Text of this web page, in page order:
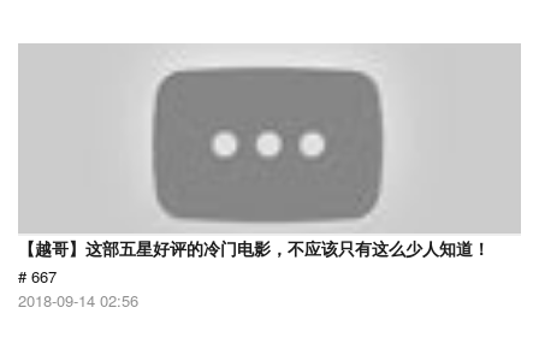
【越哥】这部五星好评的冷门电影，不应该只有这么少人知道！
# 667
2018-09-14 02:56